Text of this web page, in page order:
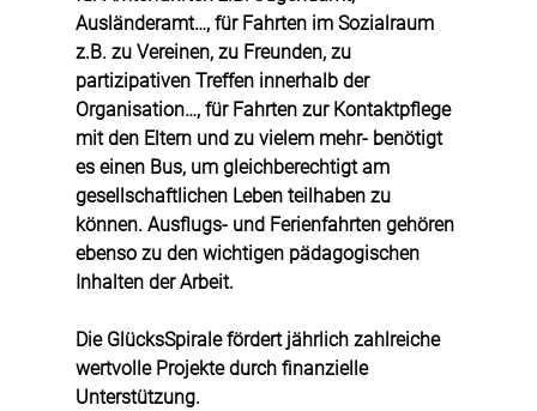
Ausländeramt…, für Fahrten im Sozialraum
z.B. zu Vereinen, zu Freunden, zu
partizipativen Treffen innerhalb der
Organisation…, für Fahrten zur Kontaktpflege
mit den Eltern und zu vielem mehr- benötigt
es einen Bus, um gleichberechtigt am
gesellschaftlichen Leben teilhaben zu
können. Ausflugs- und Ferienfahrten gehören
ebenso zu den wichtigen pädagogischen
Inhalten der Arbeit.
Die GlücksSpirale fördert jährlich zahlreiche
wertvolle Projekte durch finanzielle
Unterstützung.